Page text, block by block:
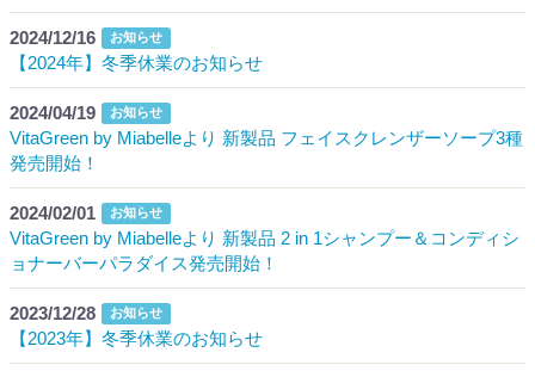
2024/12/16 お知らせ
【2024年】冬季休業のお知らせ
2024/04/19 お知らせ
VitaGreen by Miabelleより 新製品 フェイスクレンザーソープ3種
発売開始！
2024/02/01 お知らせ
VitaGreen by Miabelleより 新製品 2 in 1シャンプー＆コンディシ
ョナーバーパラダイス発売開始！
2023/12/28 お知らせ
【2023年】冬季休業のお知らせ